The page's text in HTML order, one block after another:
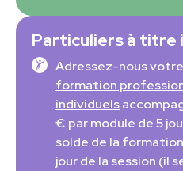
Particuliers à titre
Adressez-nous votre
formation
individuels
€ par module de 5
solde de la
jour de la session (il